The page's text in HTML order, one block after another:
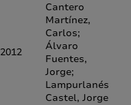
2012
Cantero
Martínez,
Carlos;
Álvaro
Fuentes,
Jorge;
Lampurlanés
Castel, Jorge